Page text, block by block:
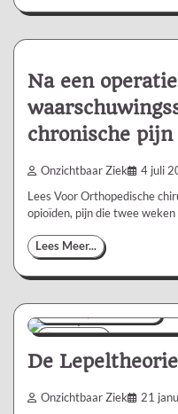
Na een
chronische pijn
Onzichtbaar Ziek 4 juli
Lees Voor Orthopedische
opioïden, pijn die twee
Lees Meer...
13 min 4
De Lepeltheorie
Onzichtbaar Ziek 21